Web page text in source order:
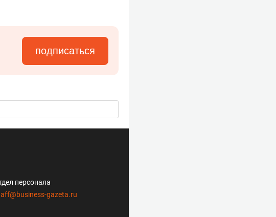
подписаться
персонала
gazeta.ru